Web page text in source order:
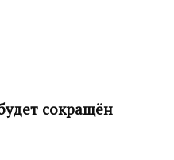
сокращён